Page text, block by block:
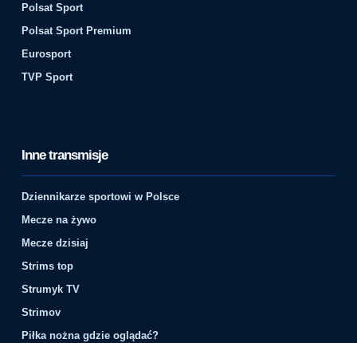
Polsat Sport
Polsat Sport Premium
Eurosport
TVP Sport
Inne transmisje
Dziennikarze sportowi w Polsce
Mecze na żywo
Mecze dzisiaj
Strims top
Strumyk TV
Strimov
Piłka nożna gdzie oglądać?